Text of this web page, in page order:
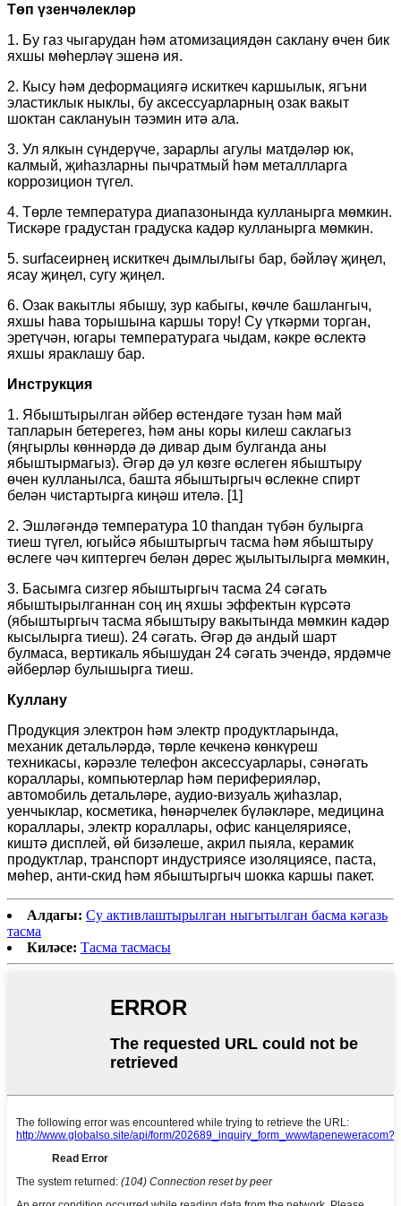
Төп үзенчәлекләр
1. Бу газ чыгарудан һәм атомизациядән саклану өчен бик
яхшы мөһерләү эшенә ия.
2. Кысу һәм деформациягә искиткеч каршылык, ягъни
эластиклык ныклы, бу аксессуарларның озак вакыт
шоктан саклануын тәэмин итә ала.
3. Ул ялкын сүндерүче, зарарлы агулы матдәләр юк,
калмый, җиһазларны пычратмый һәм металлларга
коррозицион түгел.
4. Төрле температура диапазонында кулланырга мөмкин.
Тискәре градустан градуска кадәр кулланырга мөмкин.
5. surfaceирнең искиткеч дымлылыгы бар, бәйләү җиңел,
ясау җиңел, сугу җиңел.
6. Озак вакытлы ябышу, зур кабыгы, көчле башлангыч,
яхшы һава торышына каршы тору! Су үткәрми торган,
эретүчән, югары температурага чыдам, кәкре өслектә
яхшы яраклашу бар.
Инструкция
1. Ябыштырылган әйбер өстендәге тузан һәм май
тапларын бетерегез, һәм аны коры килеш саклагыз
(яңгырлы көннәрдә дә дивар дым булганда аны
ябыштырмагыз). Әгәр дә ул көзге өслеген ябыштыру
өчен кулланылса, башта ябыштыргыч өслекне спирт
белән чистартырга киңәш ителә. [1]
2. Эшләгәндә температура 10 thanдан түбән булырга
тиеш түгел, югыйсә ябыштыргыч тасма һәм ябыштыру
өслеге чәч киптергеч белән дөрес җылытылырга мөмкин,
3. Басымга сизгер ябыштыргыч тасма 24 сәгать
ябыштырылганнан соң иң яхшы эффектын күрсәтә
(ябыштыргыч тасма ябыштыру вакытында мөмкин кадәр
кысылырга тиеш). 24 сәгать. Әгәр дә андый шарт
булмаса, вертикаль ябышудан 24 сәгать эчендә, ярдәмче
әйберләр булышырга тиеш.
Куллану
Продукция электрон һәм электр продуктларында,
механик детальләрдә, төрле кечкенә көнкүреш
техникасы, кәрәзле телефон аксессуарлары, сәнәгать
кораллары, компьютерлар һәм периферияләр,
автомобиль детальләре, аудио-визуаль җиһазлар,
уенчыклар, косметика, һөнәрчелек бүләкләре, медицина
кораллары, электр кораллары, офис канцеляриясе,
киштә дисплей, өй бизәлеше, акрил пыяла, керамик
продуктлар, транспорт индустриясе изоляциясе, паста,
мөһер, анти-скид һәм ябыштыргыч шокка каршы пакет.
Алдагы: Су активлаштырылган ныгытылган басма кәгазь
тасма
Киләсе: Тасма тасмасы